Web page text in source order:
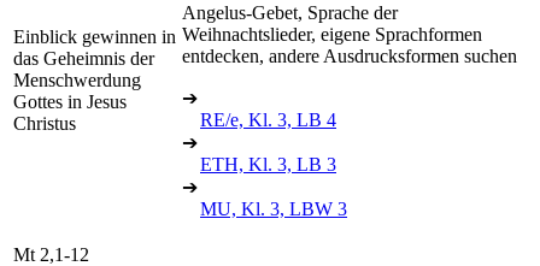
Einblick gewinnen in
das Geheimnis der
Menschwerdung
Gottes in Jesus
Christus
Angelus-Gebet, Sprache der
Weihnachtslieder, eigene Sprachformen
entdecken, andere Ausdrucksformen suchen
➔
RE/e, Kl. 3, LB 4
➔
ETH, Kl. 3, LB 3
➔
MU, Kl. 3, LBW 3
Mt 2,1-12